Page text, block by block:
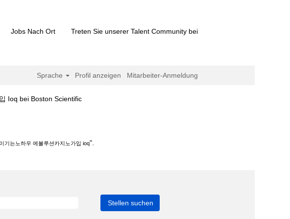
Jobs Nach Ort Treten Sie unserer Talent Community bei
Sprache Profil anzeigen Mitarbeiter-Anmeldung
Ioq bei Boston Scientific(aktuelle
기는노하우 에볼루션카지노가입 ioq".